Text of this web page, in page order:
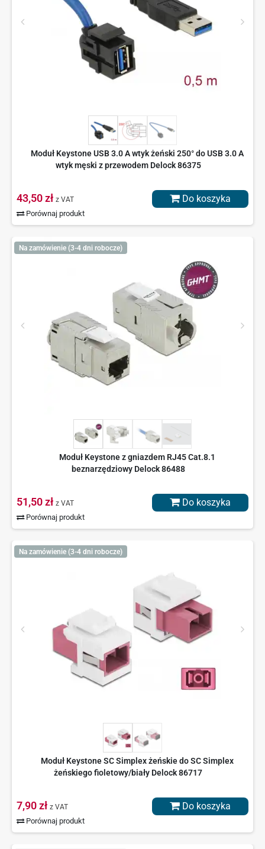
Moduł Keystone USB 3.0 A wtyk żeński 250° do USB 3.0 A
wtyk męski z przewodem Delock 86375
43,50 zł z VAT
Porównaj produkt
Do koszyka
Na zamówienie (3-4 dni robocze)
Moduł Keystone z gniazdem RJ45 Cat.8.1
beznarzędziowy Delock 86488
51,50 zł z VAT
Porównaj produkt
Do koszyka
Na zamówienie (3-4 dni robocze)
Moduł Keystone SC Simplex żeńskie do SC Simplex
żeńskiego fioletowy/biały Delock 86717
7,90 zł z VAT
Porównaj produkt
Do koszyka